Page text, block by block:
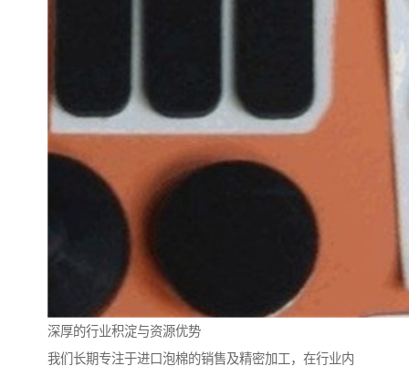
深厚的行业积淀与资源优势
我们长期专注于进口泡棉的销售及精密加工，在行业内